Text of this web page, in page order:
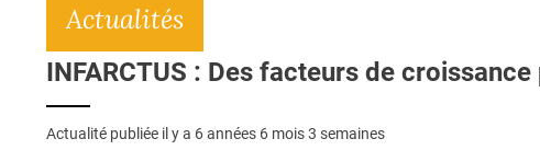
Actualités
INFARCTUS : Des facteurs de
Actualité publiée il y a 6 années 6 mois 3 semaines